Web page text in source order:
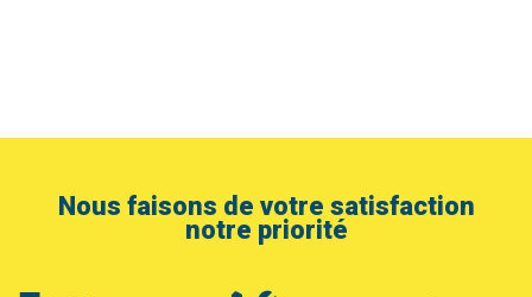
Nous faisons de votre satisfaction
notre priorité